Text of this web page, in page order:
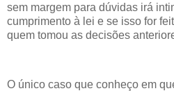
sem margem para dúvidas irá
cumprimento à lei e se isso for
quem tomou as decisões
O único caso que conheço em